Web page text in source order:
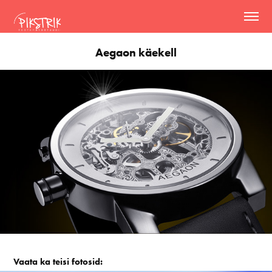
Aegaon käekell
Vaata ka teisi fotosid: